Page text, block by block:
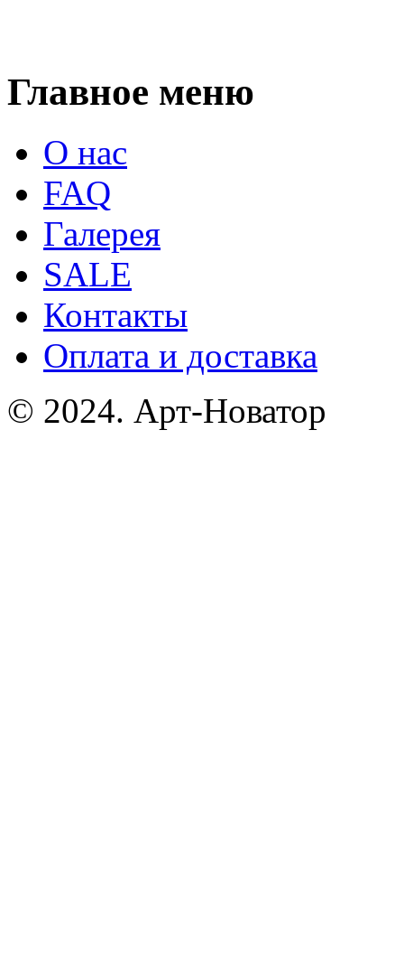
Главное меню
О нас
FAQ
Галерея
SALE
Контакты
Оплата и доставка
© 2024. Арт-Новатор